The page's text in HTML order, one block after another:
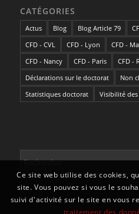
CATÉGORIES
Actus Blog Blog Article 79
CFD - CVL
CFD - Lyon CFD -
CFD - Nancy
CFD - Paris CFD -
Déclarations sur le doctorat
Non
Statistiques doctorat
Visibilité
Ce site web utilise des cookies,
site. Vous pouvez si vous le
suivi d'activité sur le site en vous